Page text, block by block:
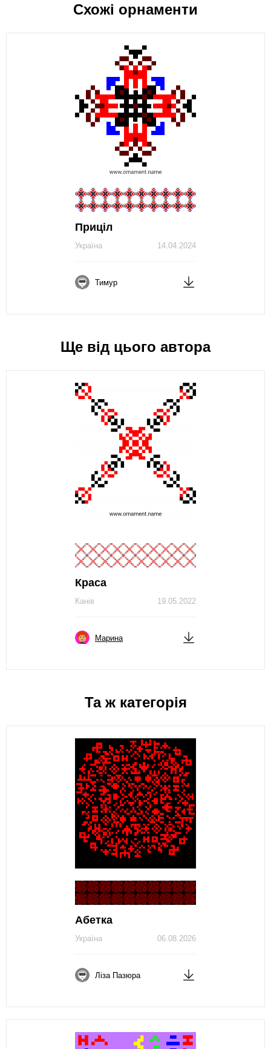
Схожі орнаменти
Приціл
14.04.2024
Україна
Тимур
Ще від цього автора
Краса
19.05.2022
Канів
Марина
Та ж категорія
Абетка
06.08.2026
Україна
Ліза Пазюра